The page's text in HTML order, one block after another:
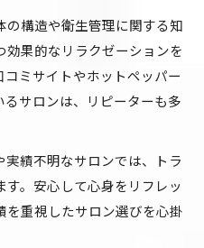
構造や衛生管理に関する知
果的なリラクゼーションを
ミサイトやホットペッパー
サロンは、リピーターも多
績不明なサロンでは、トラ
。安心して心身をリフレッ
重視したサロン選びを心掛